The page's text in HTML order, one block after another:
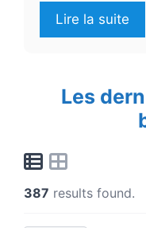
Lire la suite
Les
387 results found.